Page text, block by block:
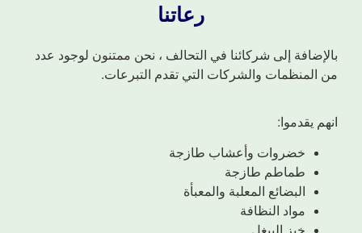
رعاتنا
بالإضافة إلى شركائنا في التحالف ، نحن ممتنون لوجود عدد
من المنظمات والشركات التي تقدم التبرعات.
انهم يقدموا:
خضروات وأعشاب طازجة
طماطم طازجة
البضائع المعلبة والمعبأة
مواد النظافة
خبز البيغل